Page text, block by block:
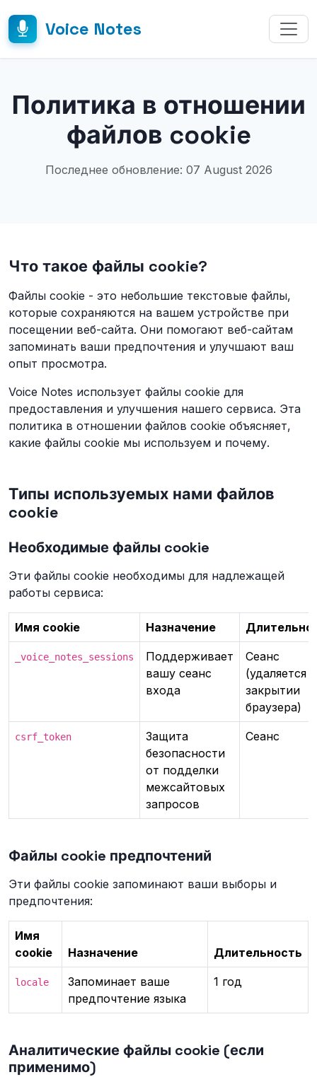
Voice Notes
Политика в отношении
файлов cookie
Последнее обновление: 07 August 2026
Что такое файлы cookie?
Файлы cookie - это небольшие текстовые файлы,
которые сохраняются на вашем устройстве при
посещении веб-сайта. Они помогают веб-сайтам
запоминать ваши предпочтения и улучшают ваш
опыт просмотра.
Voice Notes использует файлы cookie для
предоставления и улучшения нашего сервиса. Эта
политика в отношении файлов cookie объясняет,
какие файлы cookie мы используем и почему.
Типы используемых нами файлов
cookie
Необходимые файлы cookie
Эти файлы cookie необходимы для надлежащей
работы сервиса:
Имя cookie Назначение
_voice_notes_sessions
Поддерживает
вашу сеанс
входа
Сеанс
(удаляется
закрытии
браузера)
csrf_token
Защита
безопасности
от подделки
межсайтовых
запросов
Сеанс
Файлы cookie предпочтений
Эти файлы cookie запоминают ваши выборы и
предпочтения:
Имя
cookie
Назначение Длительность
locale
Запоминает ваше
предпочтение языка
1 год
Аналитические файлы cookie (если
применимо)